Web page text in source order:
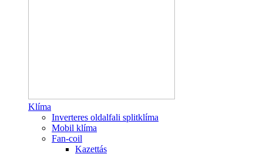
Klíma
Inverteres oldalfali splitklíma
Mobil klíma
Fan-coil
Kazettás